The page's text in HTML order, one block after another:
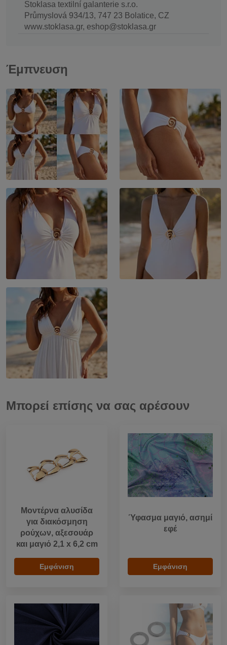
Stoklasa textilní galanterie s.r.o.
Průmyslová 934/13, 747 23 Bolatice, CZ
www.stoklasa.gr, eshop@stoklasa.gr
Έμπνευση
Μπορεί επίσης να σας αρέσουν
Μοντέρνα αλυσίδα
για διακόσμηση
ρούχων, αξεσουάρ
και μαγιό 2,1 x 6,2 cm
Εμφάνιση
Ύφασμα μαγιό, ασημί
εφέ
Εμφάνιση